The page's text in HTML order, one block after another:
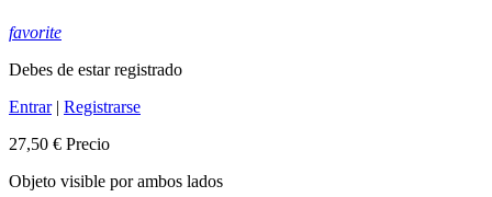
favorite
Debes de estar registrado
Entrar| Registrarse
27,50 € Precio
Objeto visible por ambos lados